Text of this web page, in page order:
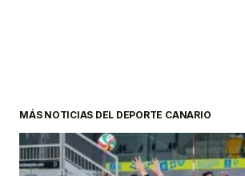
MÁS NOTICIAS DEL DEPORTE CANARIO